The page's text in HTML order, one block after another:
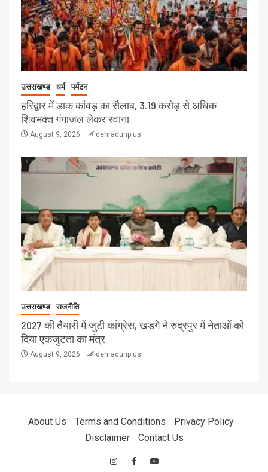
उत्तराखण्ड धर्म पर्यटन
हरिद्वार में डाक कांवड़ का सैलाब, 3.19 करोड़ से अधिक
शिवभक्त गंगाजल लेकर रवाना
August 9, 2026 dehradunplus
उत्तराखण्ड राजनीति
2027 की तैयारी में जुटी कांग्रेस, खड़गे ने रुद्रपुर में नेताओं को
दिया एकजुटता का मंत्र
August 9, 2026 dehradunplus
About Us Terms and Conditions
Privacy Policy
Disclaimer
Contact Us